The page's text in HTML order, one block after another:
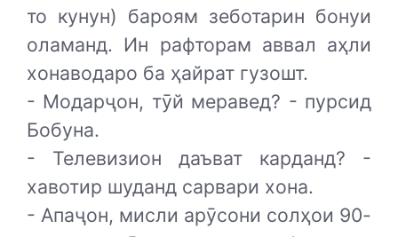
то кунун) бароям зеботарин бонуи
оламанд. Ин рафторам аввал аҳли
хонаводаро ба ҳайрат гузошт.
- Модарҷон, тӯй меравед? - пурсид
Бобуна.
- Телевизион даъват карданд? -
хавотир шуданд сарвари хона.
- Апаҷон, мисли арӯсони солҳои 90-